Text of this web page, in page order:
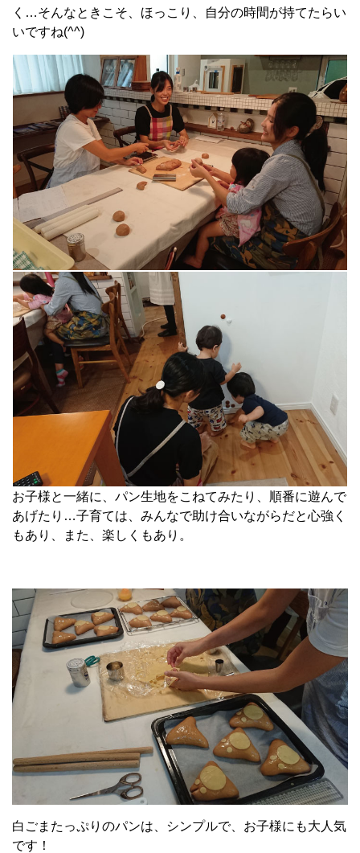
く…そんなときこそ、ほっこり、自分の時間が持てたらい
いですね(^^)
お子様と一緒に、パン生地をこねてみたり、順番に遊んで
あげたり…子育ては、みんなで助け合いながらだと心強く
もあり、また、楽しくもあり。
白ごまたっぷりのパンは、シンプルで、お子様にも大人気
です！